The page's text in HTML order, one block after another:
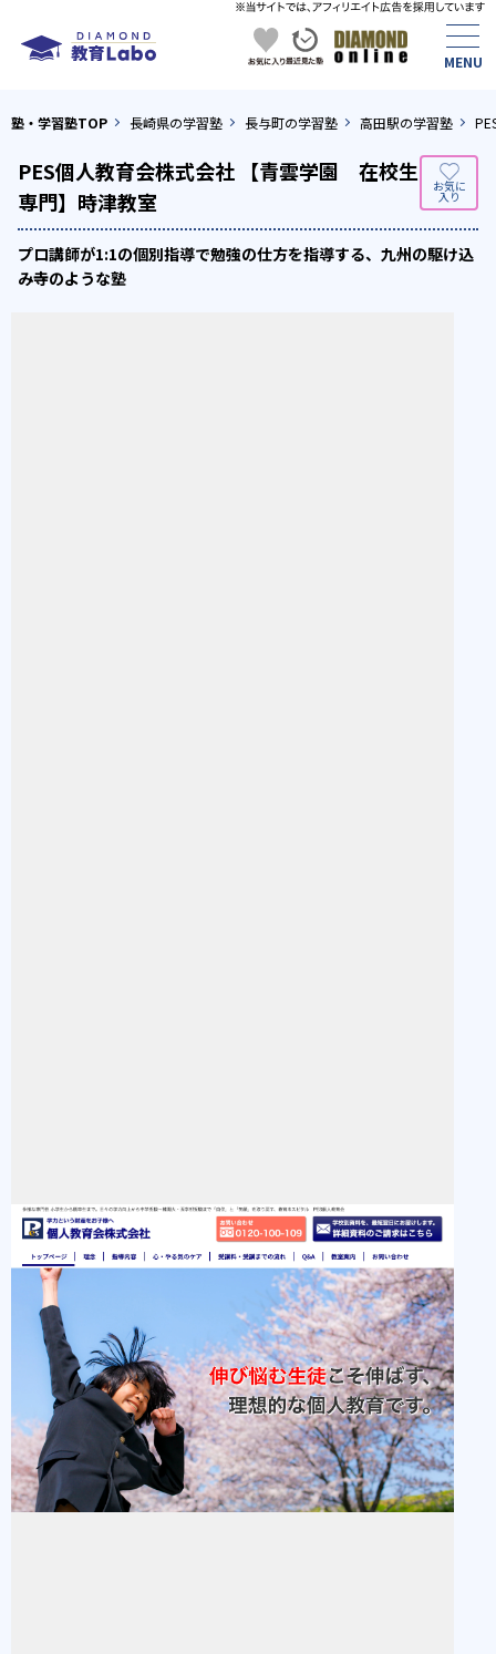
塾・学習塾TOP 長崎県の学習塾 長与町の学習塾 高田駅の学習塾
PES個人教育会株式会社 【青雲学園 在校生
専門】時津教室
プロ講師が1:1の個別指導で勉強の仕方を指導する、九州の駆け込
み寺のような塾